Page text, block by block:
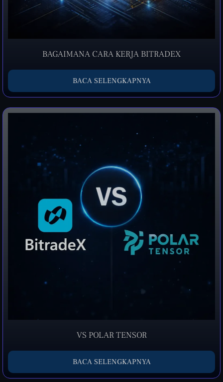
BAGAIMANA CARA KERJA BITRADEX
BACA SELENGKAPNYA
VS POLAR TENSOR
BACA SELENGKAPNYA